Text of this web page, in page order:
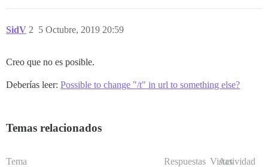
SidV 5 Octubre, 2019 20:59
2
Creo que no es posible.
Deberías leer: Possible to change "/t" in url to something else?
Temas relacionados
Tema Respuestas Vistas
Actividad